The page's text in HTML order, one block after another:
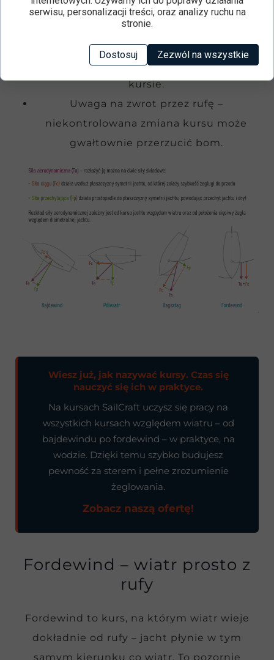
zawietrzną – ustawiony zgodnie z
kierunkiem wiatru.
Miecz można częściowo unieść – opór
boczny ma mniejsze znaczenie na tym
kursie.
Uwaga na zwrot przez rufę –
niekontrolowana zmiana kursu może
gwałtownie przerzucić bom.
Wiesz już, jak nazywać kursy. Czas się
nauczyć się ich w praktyce.
Na kursach SailCraft uczysz się pracy na
wszystkich kursach względem wiatru – od
bajdewindu po fordewind – w praktyce, na
wodzie. Dzięki temu szybko budujesz
pewność za sterem i pełne zrozumienie
żeglowania.
Zobacz naszą ofertę!
Fordewind – wiatr prosto z
rufy
Fordewind to kurs, na którym wiatr wieje
dokładnie od rufy – jacht płynie w tym
samym kierunku co wiatr. To pozornie
serwisu, personalizacji treści, oraz analizy ruchu na
stronie.
Dostosuj Zezwól na wszystkie